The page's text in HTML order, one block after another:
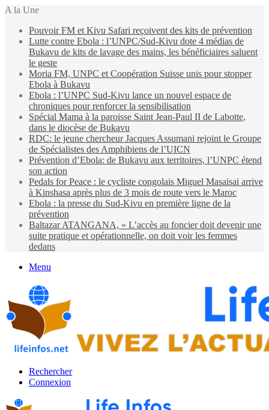
A la Une
Pouvoir FM et Kivu Safari reçoivent des kits de prévention
Lutte contre Ebola : l’UNPC/Sud-Kivu dote 4 médias de
Bukavu de kits de lavage des mains, les bénéficiaires saluent
le geste
Moria FM, UNPC et Coopération Suisse unis pour stopper
Ebola à Bukavu
Ebola : l’UNPC Sud-Kivu lance un nouvel espace de
chroniques pour renforcer la sensibilisation
Spécial Mama à la paroisse Saint Jean-Paul II de Labotte,
dans le diocèse de Bukavu
RDC: le jeune chercheur Jacques Assumani rejoint le Groupe
de Spécialistes des Amphibiens de l’UICN
Prévention d’Ebola: de Bukavu aux territoires, l’UNPC étend
son action
Pedals for Peace : le cycliste congolais Miguel Masaisai arrive
à Kinshasa après plus de 3 mois de route vers le Maroc
Ebola : la presse du Sud-Kivu en première ligne de la
prévention
Baltazar ATANGANA, « L’accès au foncier doit devenir une
suite pratique et opérationnelle, on doit voir les femmes
dedans
Menu
Rechercher
Connexion